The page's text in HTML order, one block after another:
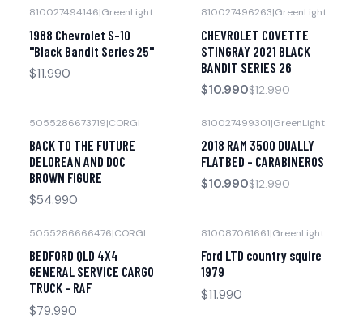
810027494146|GreenLight
1988 Chevrolet S-10
"Black Bandit Series 25"
$11.990
Agotado
810027496263|GreenLight
CHEVROLET COVETTE
STINGRAY 2021 BLACK
BANDIT SERIES 26
$10.990$12.990
5055286673719|CORGI
BACK TO THE FUTURE
DELOREAN AND DOC
BROWN FIGURE
$54.990
810027499301|GreenLight
2018 RAM 3500 DUALLY
FLATBED - CARABINEROS
$10.990$12.990
5055286666476|CORGI
BEDFORD QLD 4X4
GENERAL SERVICE CARGO
TRUCK - RAF
$79.990
810087061661|GreenLight
Ford LTD country squire
1979
$11.990